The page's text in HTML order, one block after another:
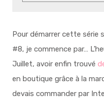
Pour démarrer cette série
#8, je commence par…
Juillet, avoir enfin trouvé
en boutique grâce à la
devais commander par